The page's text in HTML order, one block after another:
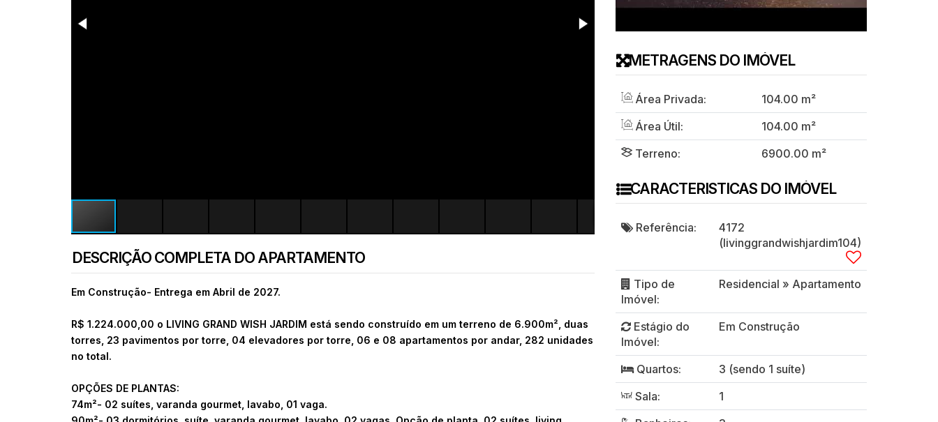
DESCRIÇÃO COMPLETA DO APARTAMENTO
Em Construção- Entrega em Abril de 2027.
R$ 1.224.000,00 o LIVING GRAND WISH JARDIM está sendo construído em um terreno de 6.900m², duas
torres, 23 pavimentos por torre, 04 elevadores por torre, 06 e 08 apartamentos por andar, 282 unidades
no total.
OPÇÕES DE PLANTAS:
74m²- 02 suítes, varanda gourmet, lavabo, 01 vaga.
METRAGENS DO IMÓVEL
Área Privada: 104.00 m²
Área Útil:
104.00 m²
Terreno:
6900.00 m²
CARACTERISTICAS DO IMÓVEL
Referência:
4172
(livinggrandwishjardim104)
Tipo de
Imóvel:
Residencial » Apartamento
Estágio do
Imóvel:
Em Construção
Quartos:
3 (sendo 1 suíte)
Sala:
1